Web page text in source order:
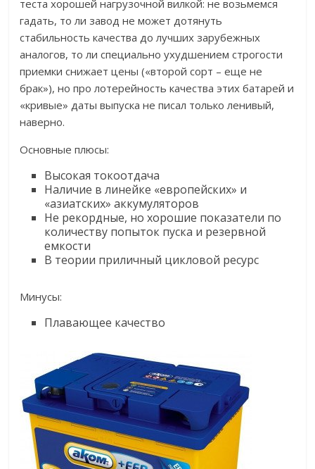
теста хорошей нагрузочной вилкой: не возьмемся
гадать, то ли завод не может дотянуть
стабильность качества до лучших зарубежных
аналогов, то ли специально ухудшением строгости
приемки снижает цены («второй сорт – еще не
брак»), но про лотерейность качества этих батарей и
«кривые» даты выпуска не писал только ленивый,
наверно.
Основные плюсы:
Высокая токоотдача
Наличие в линейке «европейских» и
«азиатских» аккумуляторов
Не рекордные, но хорошие показатели по
количеству попыток пуска и резервной
емкости
В теории приличный цикловой ресурс
Минусы:
Плавающее качество